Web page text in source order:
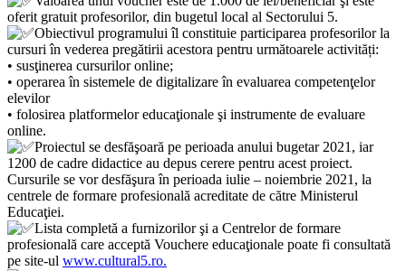
oferit gratuit profesorilor, din bugetul local al Sectorului 5.
Obiectivul programului îl constituie participarea profesorilor la
cursuri în vederea pregătirii acestora pentru următoarele activități:
• susţinerea cursurilor online;
• operarea în sistemele de digitalizare în evaluarea competenţelor
elevilor
• folosirea platformelor educaţionale şi instrumente de evaluare
online.
Proiectul se desfăşoară pe perioada anului bugetar 2021, iar
1200 de cadre didactice au depus cerere pentru acest proiect.
Cursurile se vor desfăşura în perioada iulie – noiembrie 2021, la
centrele de formare profesională acreditate de către Ministerul
Educaţiei.
Lista completă a furnizorilor şi a Centrelor de formare
profesională care acceptă Vouchere educaţionale poate fi consultată
pe site-ul www.cultural5.ro.